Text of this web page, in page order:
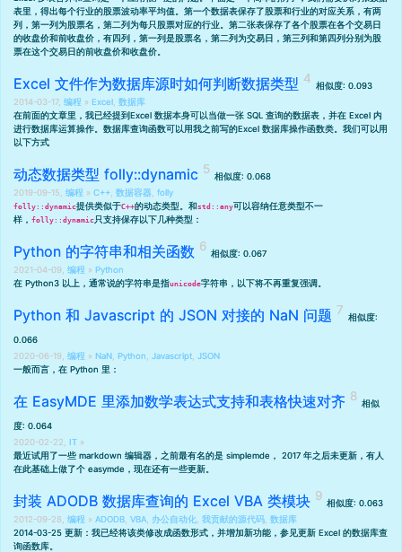
表里，得出每个行业的股票波动率平均值。第一个数据表保存了股票和行业的对应关系，有两
列，第一列为股票名，第二列为每只股票对应的行业。第二张表保存了各个股票在各个交易日
的收盘价和前收盘价，有四列，第一列是股票名，第二列为交易日，第三列和第四列分别为股
票在这个交易日的前收盘价和收盘价。
Excel 文件作为数据库源时如何判断数据类型
相似度: 0.093
2014-03-17, 编程 » Excel, 数据库
在前面的文章里，我已经提到Excel 数据本身可以当做一张 SQL 查询的数据表 ，并在 Excel 内
进行数据库运算操作。数据库查询函数可以用我之前写的Excel 数据库操作函数类。我们可以用
以下方式
动态数据类型 folly::dynamic
相似度: 0.068
2019-09-15, 编程 » C++, 数据容器, folly
folly::dynamic提供类似于C++的动态类型。和std::any可以容纳任意类型不一
样， folly::dynamic只支持保存以下几种类型：
Python 的字符串和相关函数
相似度: 0.067
2021-04-09, 编程 » Python
在 Python3 以上，通常说的字符串是指unicode字符串，以下将不再重复强调。
Python 和 Javascript 的 JSON 对接的 NaN 问题 相似度:
0.066
2020-06-19, 编程 » NaN, Python, Javascript, JSON
一般而言，在 Python 里：
在 EasyMDE 里添加数学表达式支持和表格快速对齐 相似
度: 0.064
2020-02-22, IT »
最近试用了一些 markdown 编辑器，之前最有名的是 simplemde ， 2017 年之后未更新，有人
在此基础上做了个 easymde ，现在还有一些更新。
封装 ADODB 数据库查询的 Excel VBA 类模块
相似度: 0.063
2012-09-28, 编程 » ADODB, VBA, 办公自动化, 我贡献的源代码, 数据库
2014-03-25 更新：我已经将该类修改成函数形式，并增加新功能，参见更新 Excel 的数据库查
询函数库。